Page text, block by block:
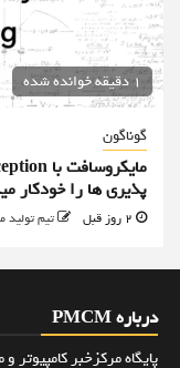
1 دقیقه خوانده شده
گوناگون
پذیری ها را خودکار
تیم تولید
درباره PMCM